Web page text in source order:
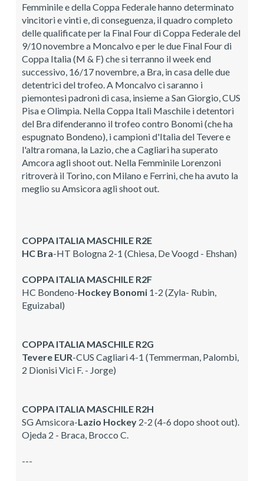
Femminile e della Coppa Federale hanno determinato
vincitori e vinti e, di conseguenza, il quadro completo
delle qualificate per la Final Four di Coppa Federale del
9/10 novembre a Moncalvo e per le due Final Four di
Coppa Italia (M & F) che si terranno il week end
successivo, 16/17 novembre, a Bra, in casa delle due
detentrici del trofeo. A Moncalvo ci saranno i
piemontesi padroni di casa, insieme a San Giorgio, CUS
Pisa e Olimpia. Nella Coppa Itali Maschile i detentori
del Bra difenderanno il trofeo contro Bonomi (che ha
espugnato Bondeno), i campioni d'Italia del Tevere e
l'altra romana, la Lazio, che a Cagliari ha superato
Amcora agli shoot out. Nella Femminile Lorenzoni
ritroverà il Torino, con Milano e Ferrini, che ha avuto la
meglio su Amsicora agli shoot out.
COPPA ITALIA MASCHILE R2E
HC Bra-HT Bologna 2-1 (Chiesa, De Voogd - Ehshan)
COPPA ITALIA MASCHILE R2F
HC Bondeno-Hockey Bonomi 1-2 (Zyla- Rubin,
Eguizabal)
COPPA ITALIA MASCHILE R2G
Tevere EUR-CUS Cagliari 4-1 (Temmerman, Palombi,
2 Dionisi Vici F. - Jorge)
COPPA ITALIA MASCHILE R2H
SG Amsicora-Lazio Hockey 2-2 (4-6 dopo shoot out).
Ojeda 2 - Braca, Brocco C.
---